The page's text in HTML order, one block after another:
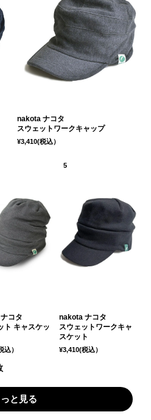
nakota ナコタ
スウェットワークキャップ
¥3,410(税込）
コタ
ト キャスケッ
込）
nakota ナコタ
スウェットワークキャ
スケット
¥3,410(税込）
と見る